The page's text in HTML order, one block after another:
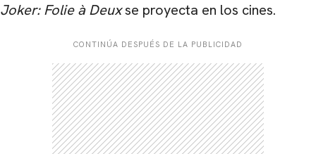
Joker: Folie à Deuxse proyecta en los cines.
CONTINÚA DESPUÉS DE LA PUBLICIDAD